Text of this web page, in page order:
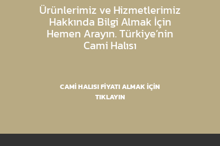
Ürünlerimiz ve Hizmetlerimiz
Hakkında Bilgi Almak İçin
Hemen Arayın. Türkiye’nin
Cami Halısı
CAMİ HALISI FİYATI ALMAK İÇİN
TIKLAYIN